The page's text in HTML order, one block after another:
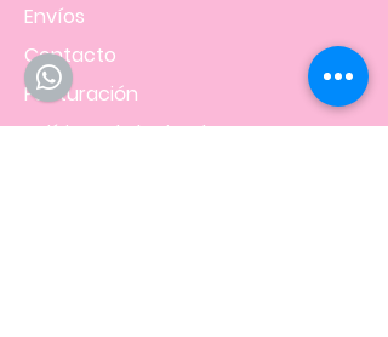
Envíos
Contacto
Facturación
Políticasde la tienda